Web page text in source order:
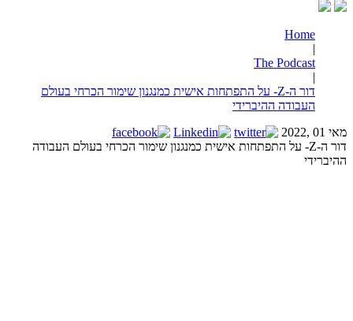
Home
|
The Podcast
|
דור ה-Z- על התפתחות אישית כמנגנון שימור הכרחי בעולם
העבודה ההיברידי
מאי 01 ,2022
דור ה-Z- על התפתחות אישית כמנגנון שימור הכרחי בעולם העבודה
ההיברידי